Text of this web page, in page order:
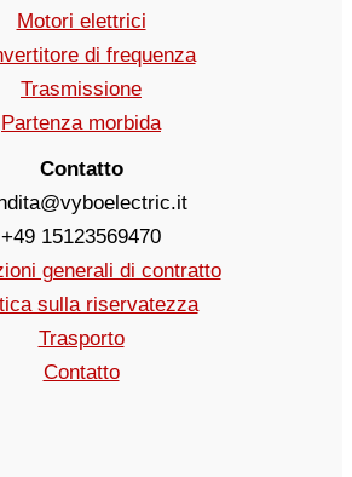
Motori elettrici
di frequenza
Trasmissione
Partenza morbida
Contatto
+49 15123569470
generali di contratto
sulla riservatezza
Trasporto
Contatto